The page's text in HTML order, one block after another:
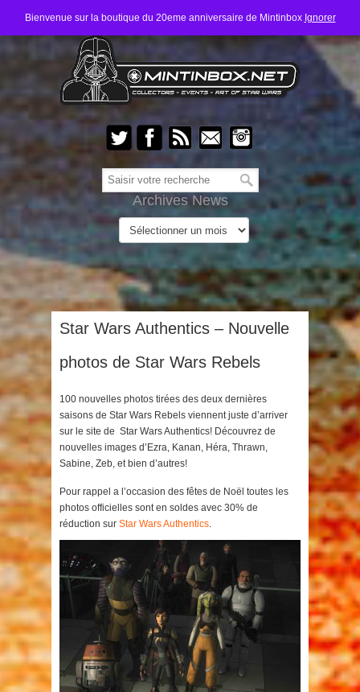
Bienvenue sur la boutique du 20eme anniversaire de Mintinbox Ignorer
Archives News
Star Wars Authentics – Nouvelle
photos de Star Wars Rebels
100 nouvelles photos tirées des deux dernières
saisons de Star Wars Rebels viennent juste d’arriver
sur le site de Star Wars Authentics! Découvrez de
nouvelles images d’Ezra, Kanan, Héra, Thrawn,
Sabine, Zeb, et bien d’autres!
Pour rappel a l’occasion des fêtes de Noël toutes les
photos officielles sont en soldes avec 30% de
réduction sur Star Wars Authentics.